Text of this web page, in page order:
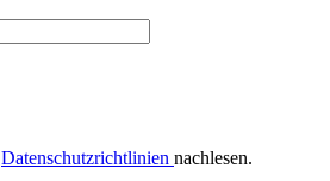
Datenschutzrichtlinien nachlesen.